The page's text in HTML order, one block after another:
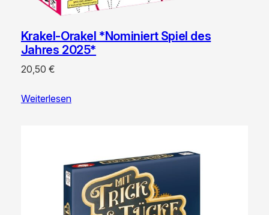
Krakel-Orakel *Nominiert Spiel des
Jahres 2025*
20,50 €
Weiterlesen